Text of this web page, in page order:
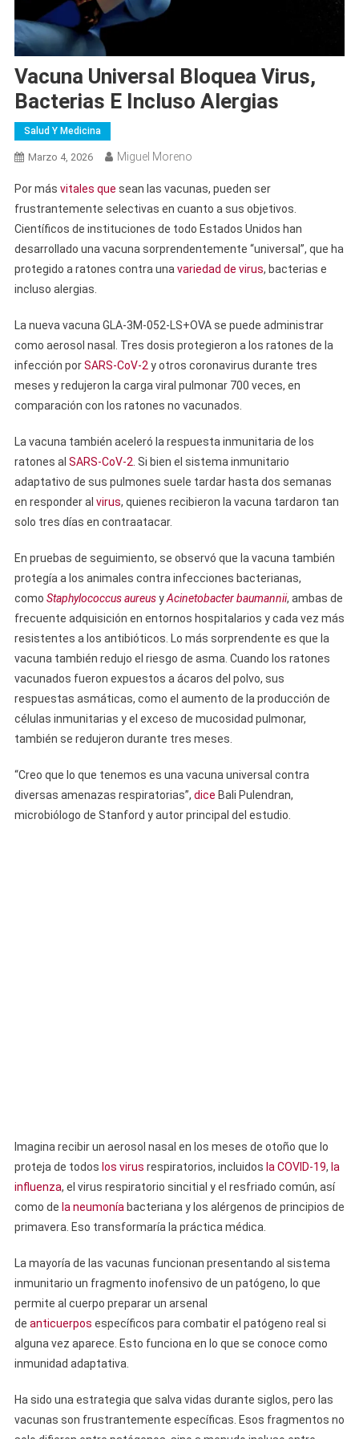
Vacuna Universal Bloquea Virus,
Bacterias E Incluso Alergias
Salud Y Medicina
Marzo 4, 2026 Miguel Moreno
Por más vitales que sean las vacunas, pueden ser
frustrantemente selectivas en cuanto a sus objetivos.
Científicos de instituciones de todo Estados Unidos han
desarrollado una vacuna sorprendentemente “universal”, que ha
protegido a ratones contra unavariedad de virus, bacterias e
incluso alergias.
La nueva vacuna GLA-3M-052-LS+OVA se puede administrar
como aerosol nasal. Tres dosis protegieron a los ratones de la
infección porSARS-CoV-2y otros coronavirus durante tres
meses y redujeron la carga viral pulmonar 700 veces, en
comparación con los ratones no vacunados.
La vacuna también aceleró la respuesta inmunitaria de los
ratones al SARS-CoV-2. Si bien el sistema inmunitario
adaptativo de sus pulmones suele tardar hasta dos semanas
en responder al virus, quienes recibieron la vacuna tardaron tan
solo tres días en contraatacar.
En pruebas de seguimiento, se observó que la vacuna también
protegía a los animales contra infecciones bacterianas,
como Staphylococcus aureusyAcinetobacter baumannii, ambas de
frecuente adquisición en entornos hospitalarios y cada vez más
resistentes a los antibióticos. Lo más sorprendente es que la
vacuna también redujo el riesgo de asma. Cuando los ratones
vacunados fueron expuestos a ácaros del polvo, sus
respuestas asmáticas, como el aumento de la producción de
células inmunitarias y el exceso de mucosidad pulmonar,
también se redujeron durante tres meses.
“Creo que lo que tenemos es una vacuna universal contra
diversas amenazas respiratorias”, dice Bali Pulendran,
microbiólogo de Stanford y autor principal del estudio.
Imagina recibir un aerosol nasal en los meses de otoño que lo
proteja de todos los virus respiratorios, incluidos la COVID-19, la
influenza, el virus respiratorio sincitial y el resfriado común, así
como de la neumoníabacteriana y los alérgenos de principios de
primavera. Eso transformaría la práctica médica.
La mayoría de las vacunas funcionan presentando al sistema
inmunitario un fragmento inofensivo de un patógeno, lo que
permite al cuerpo preparar un arsenal
de anticuerpos específicos para combatir el patógeno real si
alguna vez aparece. Esto funciona en lo que se conoce como
inmunidad adaptativa.
Ha sido una estrategia que salva vidas durante siglos, pero las
vacunas son frustrantemente específicas. Esos fragmentos no